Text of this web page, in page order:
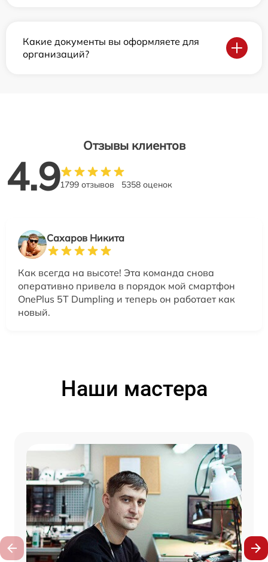
Какие документы вы оформляете для
организаций?
Отзывы клиентов
4.91799 отзывов 5358 оценок
Сахаров Никита
Как всегда на высоте! Эта команда снова
оперативно привела в порядок мой смартфон
OnePlus 5T Dumpling и теперь он работает как
новый.
Наши мастера